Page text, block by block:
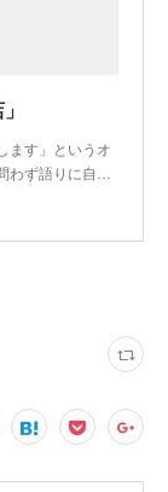
ます」というオ
わず語りに自…